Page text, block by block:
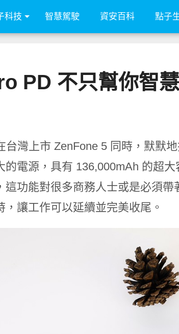
科技 智慧駕駛 資安百科 點子
PD 不只幫你智
台灣上市 ZenFone 5 同時，默默
的電源，具有 136,000mAh 的超
這功能對很多商務人士或是必須
，讓工作可以延續並完美收尾。